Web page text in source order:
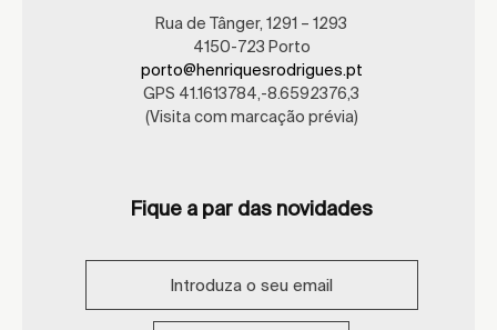
Rua de Tânger, 1291 – 1293
4150-723 Porto
porto@henriquesrodrigues.pt
GPS 41.1613784,-8.6592376,3
(Visita com marcação prévia)
Fique a par das novidades